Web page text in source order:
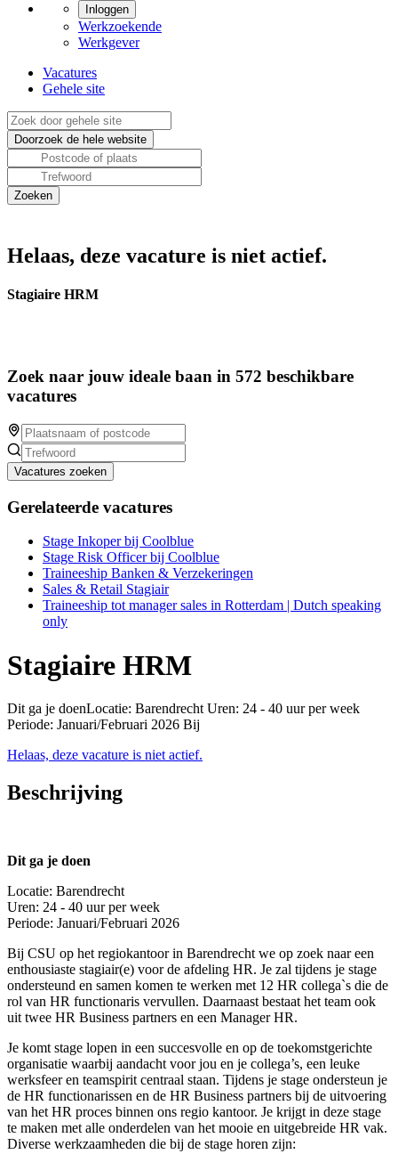
Inloggen
Werkzoekende
Werkgever
Vacatures
Gehele site
Helaas, deze vacature is niet actief.
Stagiaire HRM
Zoek naar jouw ideale baan in 572 beschikbare
vacatures
Vacatures zoeken
Gerelateerde vacatures
Stage Inkoper bij Coolblue
Stage Risk Officer bij Coolblue
Traineeship Banken & Verzekeringen
Sales & Retail Stagiair
Traineeship tot manager sales in Rotterdam | Dutch speaking
only
Stagiaire HRM
Dit ga je doenLocatie: Barendrecht Uren: 24 - 40 uur per week
Periode: Januari/Februari 2026 Bij
Helaas, deze vacature is niet actief.
Beschrijving
Dit ga je doen
Locatie: Barendrecht
Uren: 24 - 40 uur per week
Periode: Januari/Februari 2026
Bij CSU op het regiokantoor in Barendrecht we op zoek naar een
enthousiaste stagiair(e) voor de afdeling HR. Je zal tijdens je stage
ondersteund en samen komen te werken met 12 HR collega`s die de
rol van HR functionaris vervullen. Daarnaast bestaat het team ook
uit twee HR Business partners en een Manager HR.
Je komt stage lopen in een succesvolle en op de toekomstgerichte
organisatie waarbij aandacht voor jou en je collega’s, een leuke
werksfeer en teamspirit centraal staan. Tijdens je stage ondersteun je
de HR functionarissen en de HR Business partners bij de uitvoering
van het HR proces binnen ons regio kantoor. Je krijgt in deze stage
te maken met alle onderdelen van het mooie en uitgebreide HR vak.
Diverse werkzaamheden die bij de stage horen zijn: